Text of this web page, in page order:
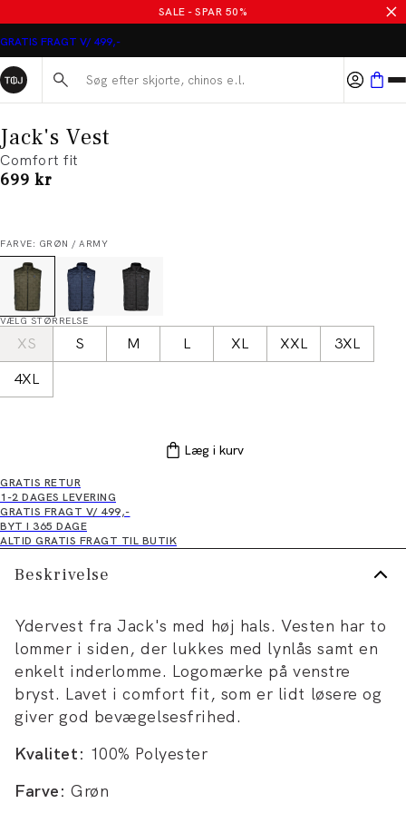
SALE - SPAR 50%
GRATIS FRAGT V/ 499,-
Søg her...
Jack's Vest
Comfort fit
I alt (inkl. rabat)
699 kr
FARVE: GRØN / ARMY
VÆLG STØRRELSE
XS S M L XL XXL
3XL
4XL
Læg i kurv
GRATIS RETUR
1-2 DAGES LEVERING
GRATIS FRAGT V/ 499,-
BYT I 365 DAGE
ALTID GRATIS FRAGT TIL BUTIK
Beskrivelse
Ydervest fra Jack's med høj hals. Vesten har to
lommer i siden, der lukkes med lynlås samt en
enkelt inderlomme. Logomærke på venstre
bryst. Lavet i comfort fit, som er lidt løsere og
giver god bevægelsesfrihed.
Kvalitet: 100% Polyester
Farve: Grøn